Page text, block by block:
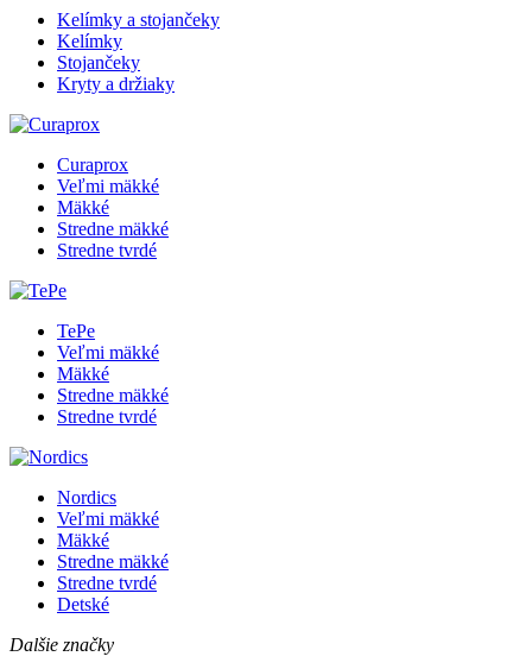
Kelímky a stojančeky
Kelímky
Stojančeky
Kryty a držiaky
Curaprox
Veľmi mäkké
Mäkké
Stredne mäkké
Stredne tvrdé
TePe
Veľmi mäkké
Mäkké
Stredne mäkké
Stredne tvrdé
Nordics
Veľmi mäkké
Mäkké
Stredne mäkké
Stredne tvrdé
Detské
Dalšie značky